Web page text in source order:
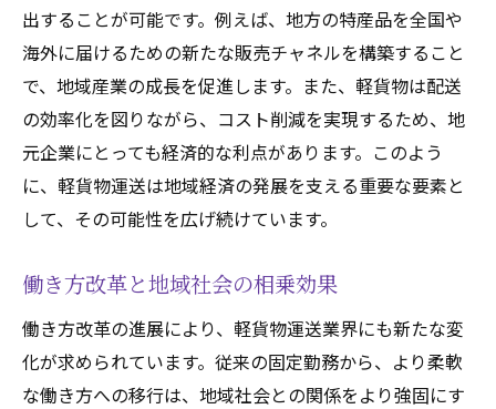
テレワークと軽貨物のシナジー効果
雇用の質を高める軽貨物の可能性
働き方改革を推進する軽貨物の取り組み
軽貨物の機動力が生む新しい物流の可能性
軽貨物による迅速かつ柔軟な配送体制
都市部と農村部を繋ぐ軽貨物の役割
物流のボトルネックを解消する軽貨物
新たな物流ネットワークを築く軽貨物
軽貨物の機動力で叶える効率的な物流
働き方の多様化と軽貨物の役割の進化
出することが可能です。例えば、地方の特産品を全国や
海外に届けるための新たな販売チャネルを構築すること
で、地域産業の成長を促進します。また、軽貨物は配送
の効率化を図りながら、コスト削減を実現するため、地
元企業にとっても経済的な利点があります。このよう
に、軽貨物運送は地域経済の発展を支える重要な要素と
して、その可能性を広げ続けています。
働き方改革と地域社会の相乗効果
働き方改革の進展により、軽貨物運送業界にも新たな変
化が求められています。従来の固定勤務から、より柔軟
な働き方への移行は、地域社会との関係をより強固にす